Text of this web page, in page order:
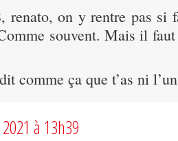
renato, on y rentre pas si
souvent. Mais il
comme ça que t’as ni
à 13h39